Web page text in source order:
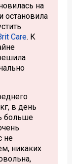
на
остановила
Care. К
в день
больше
не
никаких